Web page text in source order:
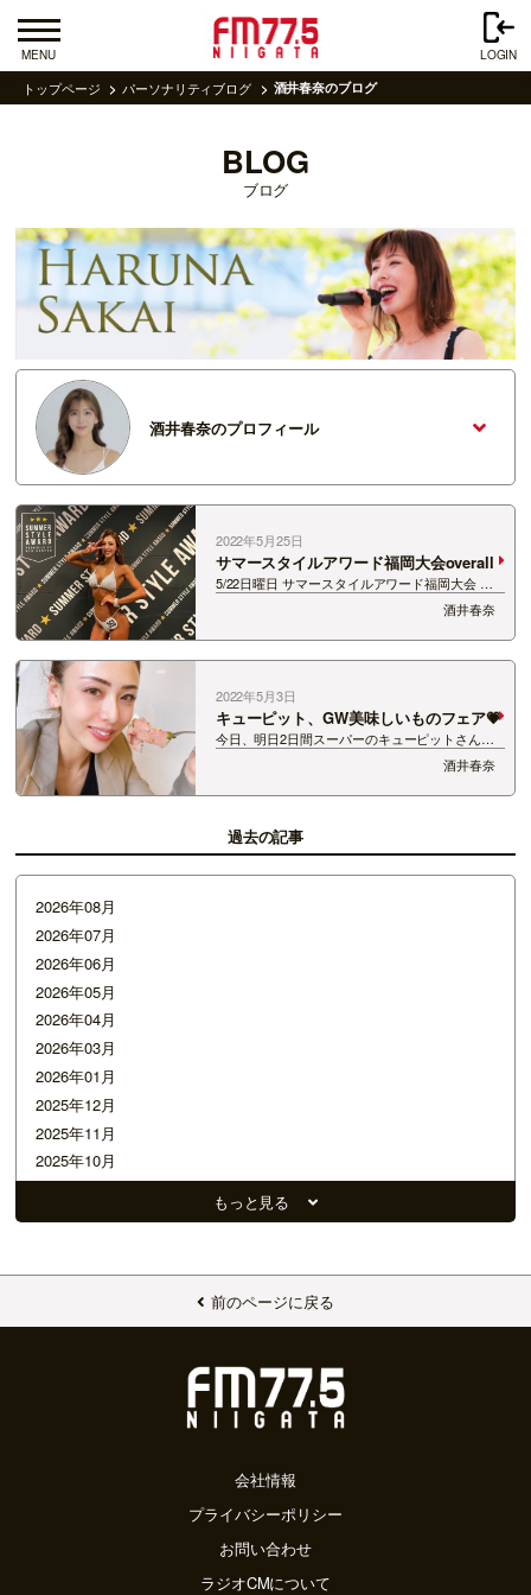
MENU LOGIN
トップページ パーソナリティブログ 酒井春奈のブログ
BLOG
ブログ
酒井春奈のプロフィール
2022年5月25日
サマースタイルアワード福岡大会overall
5/22日曜日 サマースタイルアワード福岡大会 ビ
キニモデル部門overallチャンピオンいただきまし
た。 ※すべての写真の時マスクを外しています。
念願のサマスタ総合優勝。 本当に嬉しかった。
今回の大会は、1か月前に…
酒井春奈
2022年5月3日
キューピット、GW美味しいものフェア💗
今日、明日2日間スーパーのキューピットさんで
GW美味しいものフェアが開催されます💗 今日9
時55分のFMインフォでお伝えします💗🥩🍾 黒毛
和牛の柔らかさと旨味ぎっしりで ソースの絶妙な
酒井春奈
過去の記事
2026年08月
2026年07月
2026年06月
2026年05月
2026年04月
2026年03月
2026年01月
2025年12月
2025年11月
2025年10月
2025年09月
2025年07月
2025年04月
2024年11月
もっと見る
前のページに戻る
会社情報
プライバシーポリシー
お問い合わせ
ラジオCMについて